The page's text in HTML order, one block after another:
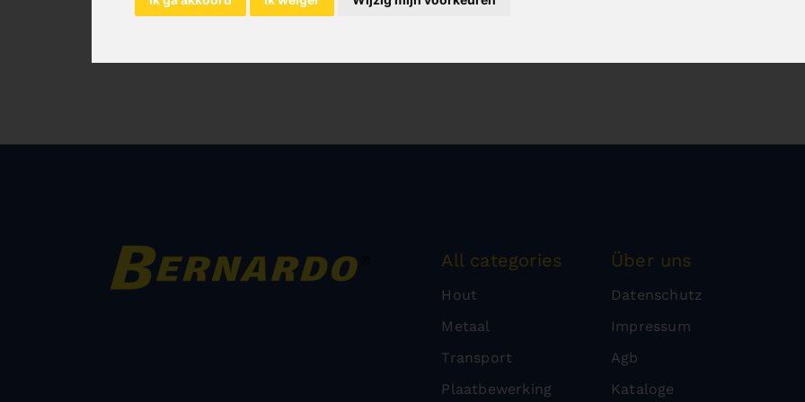
All categories
Hout
Metaal
Transport
Plaatbewerking
Über uns
Datenschutz
Impressum
Agb
Kataloge